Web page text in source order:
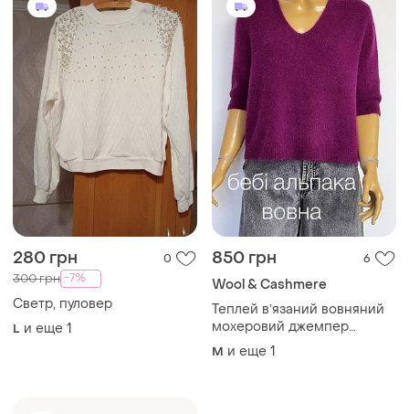
280 грн 0
300 грн -7%
Светр, пуловер
L и еще 1
850 грн 6
Wool & Cashmere
Теплей вʼязаний вовняний
мохеровий джемпер
пуловер кофта американка
футболка вовна бебі
M и еще 1